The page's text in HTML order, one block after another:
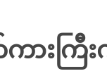
ားက